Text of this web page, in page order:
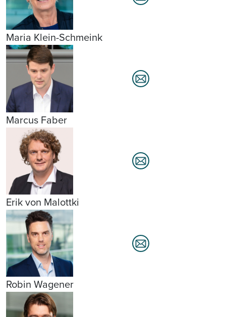
Maria Klein-Schmeink
Marcus Faber
Erik von Malottki
Robin Wagener